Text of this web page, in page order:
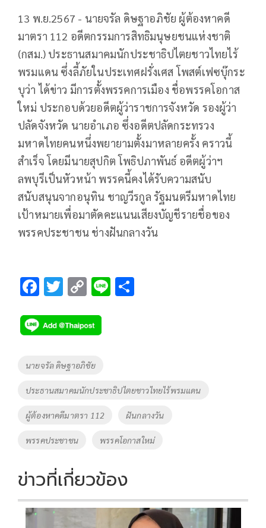
13 พ.ย.2567 - นายจรัล ดิษฐาอภิชัย ผู้ต้องหาคดี
มาตรา 112 อดีตกรรมการสิทธิมนุษยชนแห่งชาติ
(กสม.) ประธานสมาคมนักประชาธิปไตยชาวไทยไร้
พรมแดน ซึ่งลี้ภัยในประเทศฝรั่งเศส โพสต์เฟซบุ๊กระ
บุว่า ได้ข่าว มีการตั้งพรรคการเมือง ชื่อพรรคโอกาส
ใหม่ ประกอบด้วยอดีตผู้ว่าราชการจังหวัด รองผู้ว่า
ปลัดจังหวัด นายอำเภอ ซึ่งอดีตปลัดกระทรวง
มหาดไทยคนหนึ่งพยายามตั้งมาหลายครั้ง คราวนี้
สำเร็จ โดยมีนายสุปกิต โพธิปภาพันธ์ อดีตผู้ว่าฯ
ลพบุรีเป็นหัวหน้า พรรคนี้คงได้รับความสนับ
สนับสนุนจากอนุทิน ชาญวีรกูล รัฐมนตรีมหาดไทย
เป้าหมายเพื่อมาตัดคะแนนเสียงบัญชีรายชื่อของ
พรรคประชาชน ช่างฝันกลางวัน
F
e
b
o
k
T
tt
er
C
p
y
Li
n
k
Li
Tags
นายจรัล ดิษฐาอภิชัย
ประธานสมาคมนักประชาธิปไตยชาวไทยไร้พรมแดน
ผู้ต้องหาคดีมาตรา 112 ฝันกลางวัน
พรรคประชาชน พรรคโอกาสใหม่
ข่าวที่เกี่ยวข้อง